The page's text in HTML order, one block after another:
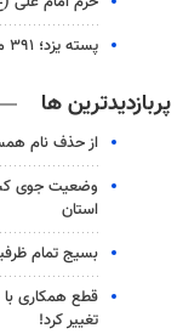
پسته یزد؛ ۳۹۱ میلیون دلار ارزآوری در سایه چالش‌های صادراتی
پربازدیدترین ها
از حذف نام
استان
بسیج تمام
قطع همکاری
تغییر کرد!